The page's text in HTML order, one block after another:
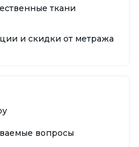
ткани
и скидки от метража
вопросы